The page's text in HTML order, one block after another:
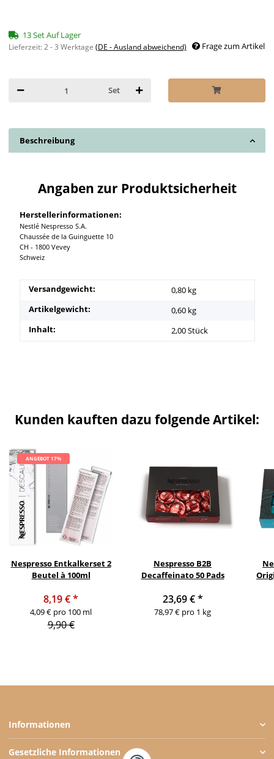
13 Set Auf Lager
Lieferzeit:2 - 3 Werktage (DE - Ausland abweichend) Frage zum Artikel
Set
Beschreibung
Angaben zur Produktsicherheit
Herstellerinformationen:
Nestlé Nespresso S.A.
Chaussée de la Guinguette 10
CH - 1800 Vevey
Schweiz
Versandgewicht:
0,80 kg
Artikelgewicht:
0,60 kg
Inhalt:
2,00 Stück
Kunden kauften dazu folgende Artikel:
ANGEBOT 17%
Nespresso Entkalkerset 2
Beutel à 100ml
8,19 €*
4,09 € pro 100 ml
9,90 €
Nespresso B2B
Decaffeinato 50 Pads
23,69 €*
78,97 € pro 1 kg
Informationen
Gesetzliche Informationen